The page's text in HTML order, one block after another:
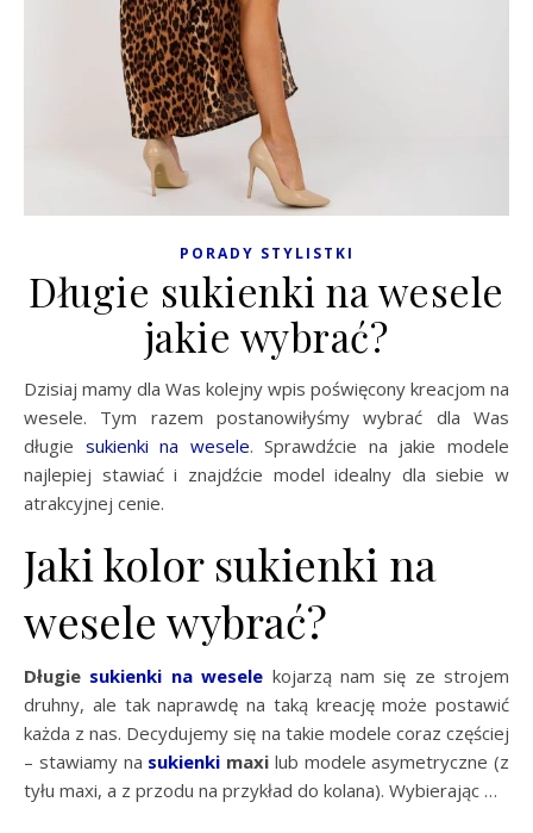
PORADY STYLISTKI
Długie sukienki na wesele
jakie wybrać?
Dzisiaj mamy dla Was kolejny wpis poświęcony kreacjom na
wesele. Tym razem postanowiłyśmy wybrać dla Was
długie sukienki na wesele. Sprawdźcie na jakie modele
najlepiej stawiać i znajdźcie model idealny dla siebie w
atrakcyjnej cenie.
Jaki kolor sukienki na
wesele wybrać?
Długie sukienki na wesele kojarzą nam się ze strojem
druhny, ale tak naprawdę na taką kreację może postawić
każda z nas. Decydujemy się na takie modele coraz częściej
– stawiamy na sukienki maxi lub modele asymetryczne (z
tyłu maxi, a z przodu na przykład do kolana). Wybierając …